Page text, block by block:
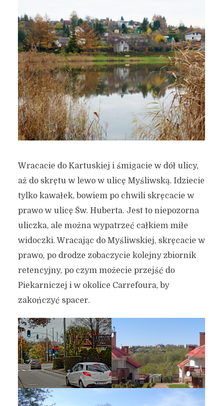
Wracacie do Kartuskiej i śmigacie w dół ulicy,
aż do skrętu w lewo w ulicę Myśliwską. Idziecie
tylko kawałek, bowiem po chwili skręcacie w
prawo w ulicę Św. Huberta. Jest to niepozorna
uliczka, ale można wypatrzeć całkiem miłe
widoczki. Wracając do Myśliwskiej, skręcacie w
prawo, po drodze zobaczycie kolejny zbiornik
retencyjny, po czym możecie przejść do
Piekarniczej i w okolice Carrefoura, by
zakończyć spacer.